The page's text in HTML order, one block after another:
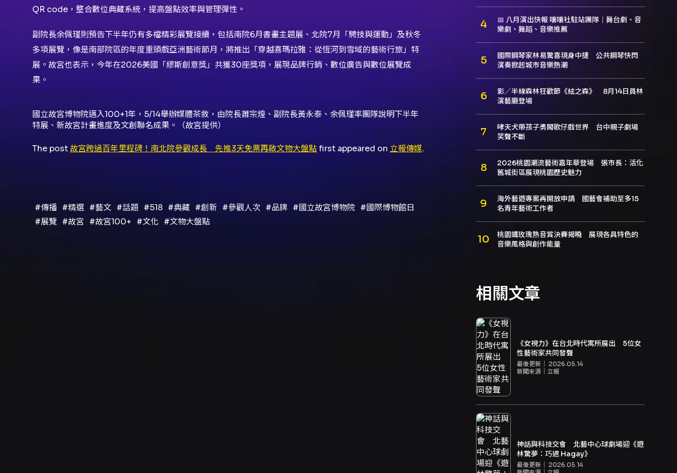
QR code，整合數位典藏系統，提高盤點效率與管理彈性。
副院長余佩瑾則預告下半年仍有多檔精彩展覽接續，包括南院6月書畫主題展、北院7月「騁技與運動」及秋冬
多項展覽，像是南部院區的年度重頭戲亞洲藝術節月，將推出「穿越喜瑪拉雅：從恆河到雪域的藝術行旅」特
展。故宮也表示，今年在2026美國「繆斯創意獎」共獲30座獎項，展現品牌行銷、數位廣告與數位展覽成
果。
國立故宮博物院邁入100+1年，5/14舉辦媒體茶敘，由院長蕭宗煌、副院長黃永泰、余佩瑾率團隊說明下半年
特展、新故宮計畫進度及文創聯名成果。（故宮提供）
The post故宮跨過百年里程碑！南北院參觀成長 先推3天免票再啟文物大盤點first appeared on 立報傳媒.
#傳播 #精選 #藝文 #話題 #518 #典藏 #創新 #參觀人次 #品牌 #國立故宮博物院 #國際博物館日
#展覽 #故宮 #故宮100+ #文化 #文物大盤點
📅 八月演出快報 嚷嚷社駐站團隊｜舞台劇、音
樂劇、舞蹈、音樂推薦
國際鋼琴家林易驚喜現身中捷 公共鋼琴快閃
演奏掀起城市音樂熱潮
影／半線森林狂歡節《絃之森》 8月14日員林
演藝廳登場
哮天犬帶孩子勇闖歌仔戲世界 台中親子劇場
笑聲不斷
2026桃園潮流藝術嘉年華登場 張市長：活化
舊城街區展現桃園歷史魅力
海外藝遊專案再開放申請 國藝會補助至多15
名青年藝術工作者
桃園鐵玫瑰熱音賞決賽揭曉 展現各具特色的
音樂風格與創作能量
相關文章
《女視力》在台北時代寓所展出 5位女
性藝術家共同發聲
最後更新｜ 2026.05.14
新聞來源｜ 立報
神話與科技交會 北藝中心球劇場迎《遊
林驚夢：巧遇 Hagay》
最後更新｜ 2026.05.14